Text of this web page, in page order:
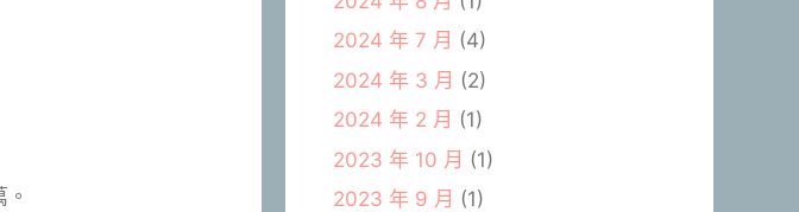
2024 年 7 月 (4)
2024 年 3 月 (2)
2024 年 2 月 (1)
2023 年 10 月 (1)
2023 年 9 月 (1)